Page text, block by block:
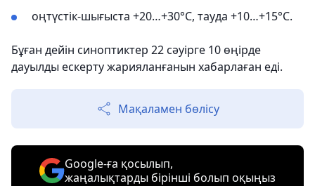
оңтүстік-шығыста +20…+30°С, тауда +10…+15°С.
Бұған дейін синоптиктер 22 сәуірге 10 өңірде
дауылды ескерту жарияланғанын хабарлаған еді.
Мақаламен бөлісу
Google-ға қосылып,
жаңалықтарды бірінші болып оқыңыз